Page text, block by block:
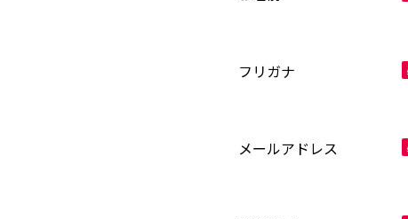
フリガナ
メールアドレス